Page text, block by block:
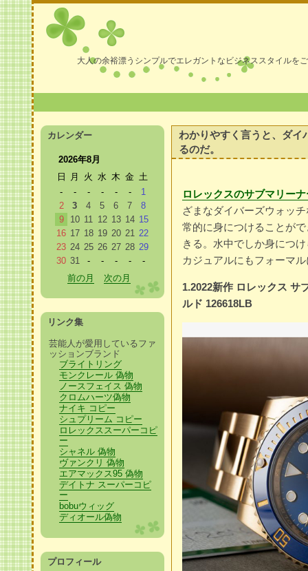
大人の余裕漂うシンプルでエレガントなビジネススタイルを
わかりやすく言うと、ダイ
るのだ。
ロレックスのサブマリーナ
ざまなダイバーズウォッ
常的に身につけることが
きる。水中でしか身につ
カジュアルにもフォーマ
1.2022新作 ロレックス サ
ルド 126618LB
カレンダー
2026年8月
日
月 火 水 木 金 土
-
- - - - -
1
2
3 4 5 6 7
8
9
10 11 12 13 14 15
16 17 18 19 20 21 22
23 24 25 26 27 28 29
30 31 - - - -
-
前の月
次の月
リンク集
芸能人が愛用しているファ
ッションブランド
ブライトリング
モンクレール 偽物
ノースフェイス 偽物
クロムハーツ偽物
ナイキ コピー
シュプリーム コピー
ロレックススーパーコピ
ー
シャネル 偽物
ヴァンクリ 偽物
エアマックス95 偽物
デイトナ スーパーコピ
ー
bobuウィッグ
ディオール偽物
プロフィール